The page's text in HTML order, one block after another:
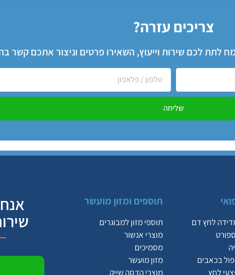
צריכים עזרה?
לתת לכם שירות וייעוץ, השאירו פרטים וניצור אתכם קשר
שליחה
לחץ דם
בכאבים
לחץ
תוספים ומזון מועשר
תוספי מזון למבוגרים
מוצרי אנשור
מסמיכים
מזון מועשר
מוצרי הדסה שייק